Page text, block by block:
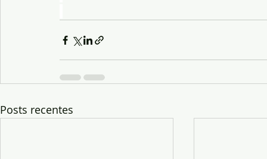
Posts recentes